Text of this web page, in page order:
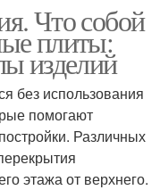
Что собой
плиты:
изделий
без использования
помогают
Различных
этажа от верхнего.